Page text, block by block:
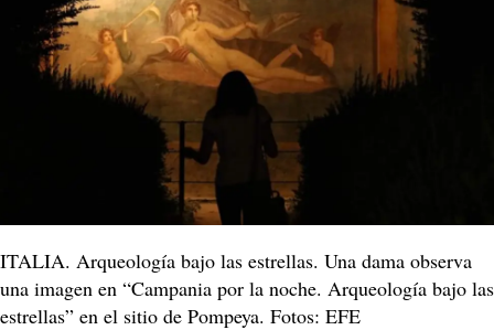
ITALIA. Arqueología bajo las estrellas. Una dama observa
una imagen en “Campania por la noche. Arqueología bajo las
estrellas” en el sitio de Pompeya. Fotos: EFE